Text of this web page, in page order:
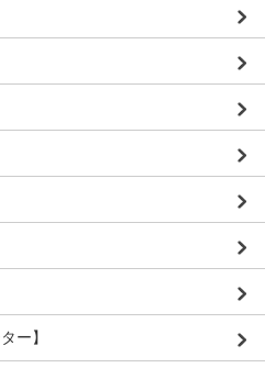
ー】